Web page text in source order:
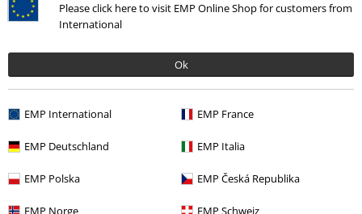
Please click here to visit EMP Online Shop for customers from
International
Ok
EMP International EMP France
EMP Deutschland EMP Italia
EMP Polska EMP Česká Republika
EMP Norge EMP Schweiz
Ultimi articoli visualizzati